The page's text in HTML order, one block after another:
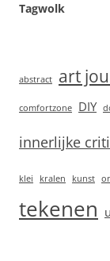
Tagwolk
abstract art
comfortzone DIY
innerlijke
klei kralen kunst
tekenen